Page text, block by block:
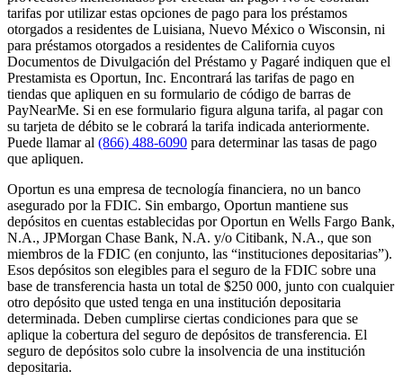
tarifas por utilizar estas opciones de pago para los préstamos
otorgados a residentes de Luisiana, Nuevo México o Wisconsin, ni
para préstamos otorgados a residentes de California cuyos
Documentos de Divulgación del Préstamo y Pagaré indiquen que el
Prestamista es Oportun, Inc. Encontrará las tarifas de pago en
tiendas que apliquen en su formulario de código de barras de
PayNearMe. Si en ese formulario figura alguna tarifa, al pagar con
su tarjeta de débito se le cobrará la tarifa indicada anteriormente.
Puede llamar al (866) 488-6090 para determinar las tasas de pago
que apliquen.
Oportun es una empresa de tecnología financiera, no un banco
asegurado por la FDIC. Sin embargo, Oportun mantiene sus
depósitos en cuentas establecidas por Oportun en Wells Fargo Bank,
N.A., JPMorgan Chase Bank, N.A. y/o Citibank, N.A., que son
miembros de la FDIC (en conjunto, las “instituciones depositarias”).
Esos depósitos son elegibles para el seguro de la FDIC sobre una
base de transferencia hasta un total de $250 000, junto con cualquier
otro depósito que usted tenga en una institución depositaria
determinada. Deben cumplirse ciertas condiciones para que se
aplique la cobertura del seguro de depósitos de transferencia. El
seguro de depósitos solo cubre la insolvencia de una institución
depositaria.